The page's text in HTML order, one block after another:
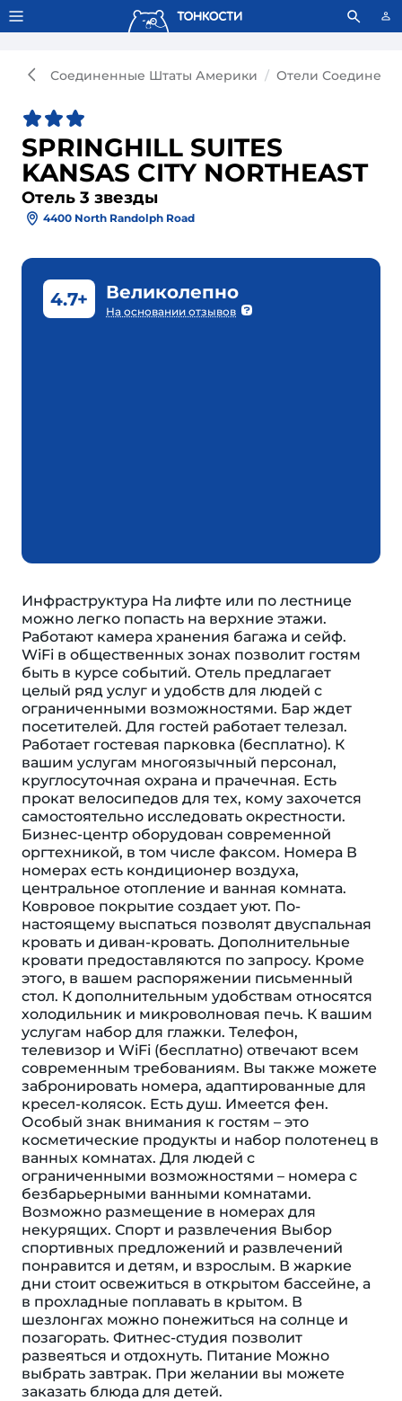
Тонкости используют сookie-файлы. Что это значит?
Соединенные Штаты Америки Отели
SPRINGHILL SUITES
KANSAS CITY NORTHEAST
Отель 3 звезды
4400 North Randolph Road
4.7+ Великолепно
На основании отзывов
Инфраструктура На лифте или по лестнице
можно легко попасть на верхние этажи.
Работают камера хранения багажа и сейф.
WiFi в общественных зонах позволит гостям
быть в курсе событий. Отель предлагает
целый ряд услуг и удобств для людей с
ограниченными возможностями. Бар ждет
посетителей. Для гостей работает телезал.
Работает гостевая парковка (бесплатно). К
вашим услугам многоязычный персонал,
круглосуточная охрана и прачечная. Есть
прокат велосипедов для тех, кому захочется
самостоятельно исследовать окрестности.
Бизнес-центр оборудован современной
оргтехникой, в том числе факсом. Номера В
номерах есть кондиционер воздуха,
центральное отопление и ванная комната.
Ковровое покрытие создает уют. По-
настоящему выспаться позволят двуспальная
кровать и диван-кровать. Дополнительные
кровати предоставляются по запросу. Кроме
этого, в вашем распоряжении письменный
стол. К дополнительным удобствам относятся
холодильник и микроволновая печь. К вашим
услугам набор для глажки. Телефон,
телевизор и WiFi (бесплатно) отвечают всем
современным требованиям. Вы также можете
забронировать номера, адаптированные для
кресел-колясок. Eсть душ. Имеется фен.
Особый знак внимания к гостям – это
косметические продукты и набор полотенец в
ванных комнатах. Для людей с
ограниченными возможностями – номера с
безбарьерными ванными комнатами.
Возможно размещение в номерах для
некурящих. Спорт и развлечения Выбор
спортивных предложений и развлечений
понравится и детям, и взрослым. В жаркие
дни стоит освежиться в открытом бассейне, а
в прохладные поплавать в крытом. В
шезлонгах можно понежиться на солнце и
позагорать. Фитнес-студия позволит
развеяться и отдохнуть. Питание Можно
выбрать завтрак. При желании вы можете
заказать блюда для детей.